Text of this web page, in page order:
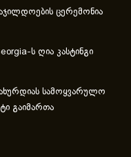
ცერემონია
ს ღია კასტინგი
სამოყვარულო
გაიმართა